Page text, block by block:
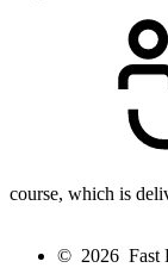
course, which is
© 2026 Fast